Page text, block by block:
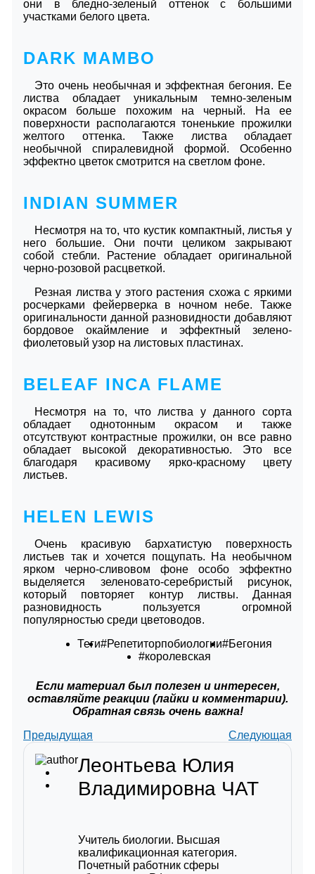
они в бледно-зеленый оттенок с большими
участками белого цвета.
DARK MAMBO
Это очень необычная и эффектная бегония. Ее
листва обладает уникальным темно-зеленым
окрасом больше похожим на черный. На ее
поверхности располагаются тоненькие прожилки
желтого оттенка. Также листва обладает
необычной спиралевидной формой. Особенно
эффектно цветок смотрится на светлом фоне.
INDIAN SUMMER
Несмотря на то, что кустик компактный, листья у
него большие. Они почти целиком закрывают
собой стебли. Растение обладает оригинальной
черно-розовой расцветкой.
Резная листва у этого растения схожа с яркими
росчерками фейерверка в ночном небе. Также
оригинальности данной разновидности добавляют
бордовое окаймление и эффектный зелено-
фиолетовый узор на листовых пластинах.
BELEAF INCA FLAME
Несмотря на то, что листва у данного сорта
обладает однотонным окрасом и также
отсутствуют контрастные прожилки, он все равно
обладает высокой декоративностью. Это все
благодаря красивому ярко-красному цвету
листьев.
HELEN LEWIS
Очень красивую бархатистую поверхность
листьев так и хочется пощупать. На необычном
ярком черно-сливовом фоне особо эффектно
выделяется зеленовато-серебристый рисунок,
который повторяет контур листвы. Данная
разновидность пользуется огромной
популярностью среди цветоводов.
Теги#Репетиторпобиологии#Бегония
#королевская
Если материал был полезен и интересен,
оставляйте реакции (лайки и комментарии).
Обратная связь очень важна!
Предыдущая
Следующая
Леонтьева Юлия
Владимировна ЧАТ
Учитель биологии. Высшая
квалификационная категория.
Почетный работник сферы